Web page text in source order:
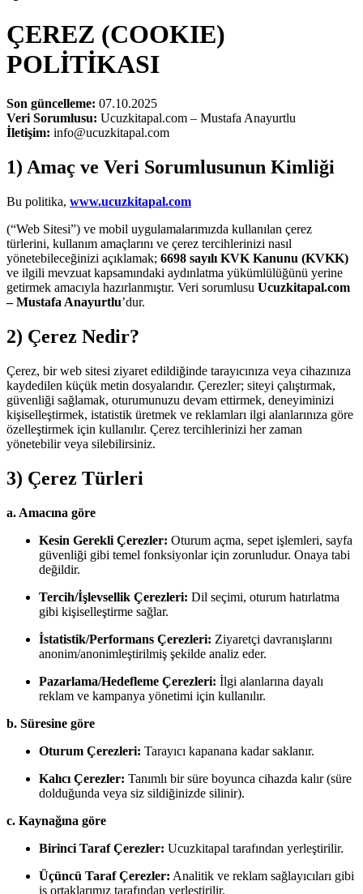
ÇEREZ (COOKIE)
POLİTİKASI
Son güncelleme: 07.10.2025
Veri Sorumlusu: Ucuzkitapal.com – Mustafa Anayurtlu
İletişim: info@ucuzkitapal.com
1) Amaç ve Veri Sorumlusunun Kimliği
Bu politika, www.ucuzkitapal.com
(“Web Sitesi”) ve mobil uygulamalarımızda kullanılan çerez
türlerini, kullanım amaçlarını ve çerez tercihlerinizi nasıl
yönetebileceğinizi açıklamak; 6698 sayılı KVK Kanunu (KVKK)
ve ilgili mevzuat kapsamındaki aydınlatma yükümlülüğünü yerine
getirmek amacıyla hazırlanmıştır. Veri sorumlusu Ucuzkitapal.com
– Mustafa Anayurtlu’dur.
2) Çerez Nedir?
Çerez, bir web sitesi ziyaret edildiğinde tarayıcınıza veya cihazınıza
kaydedilen küçük metin dosyalarıdır. Çerezler; siteyi çalıştırmak,
güvenliği sağlamak, oturumunuzu devam ettirmek, deneyiminizi
kişiselleştirmek, istatistik üretmek ve reklamları ilgi alanlarınıza göre
özelleştirmek için kullanılır. Çerez tercihlerinizi her zaman
yönetebilir veya silebilirsiniz.
3) Çerez Türleri
a. Amacına göre
Kesin Gerekli Çerezler: Oturum açma, sepet işlemleri, sayfa
güvenliği gibi temel fonksiyonlar için zorunludur. Onaya tabi
değildir.
Tercih/İşlevsellik Çerezleri: Dil seçimi, oturum hatırlatma
gibi kişiselleştirme sağlar.
İstatistik/Performans Çerezleri: Ziyaretçi davranışlarını
anonim/anonimleştirilmiş şekilde analiz eder.
Pazarlama/Hedefleme Çerezleri: İlgi alanlarına dayalı
reklam ve kampanya yönetimi için kullanılır.
b. Süresine göre
Oturum Çerezleri: Tarayıcı kapanana kadar saklanır.
Kalıcı Çerezler: Tanımlı bir süre boyunca cihazda kalır (süre
dolduğunda veya siz sildiğinizde silinir).
c. Kaynağına göre
Birinci Taraf Çerezler: Ucuzkitapal tarafından yerleştirilir.
Üçüncü Taraf Çerezler: Analitik ve reklam sağlayıcıları gibi
iş ortaklarımız tarafından yerleştirilir.